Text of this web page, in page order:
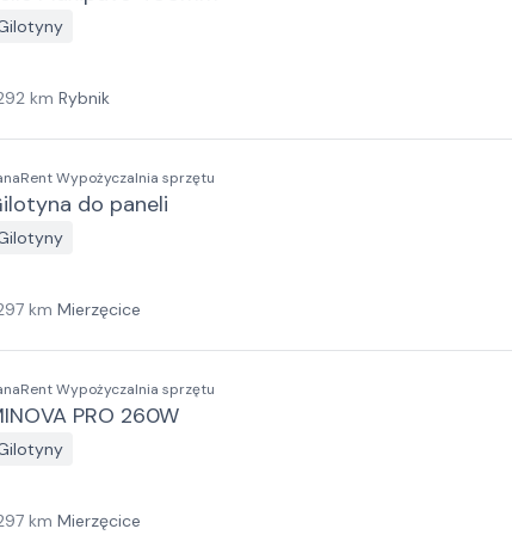
km Rybnik
Wypożyczalnia sprzętu
do paneli
km Mierzęcice
Wypożyczalnia sprzętu
PRO 260W
km Mierzęcice